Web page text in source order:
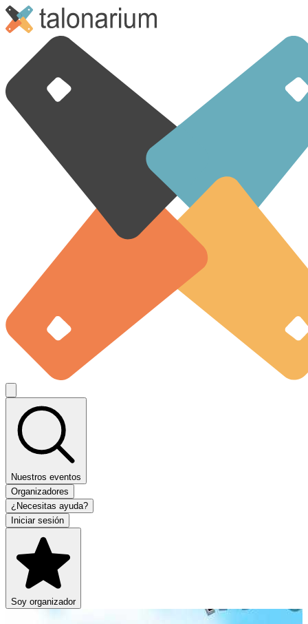
Nuestros eventos
Organizadores
¿Necesitas ayuda?
Iniciar sesión
Soy organizador